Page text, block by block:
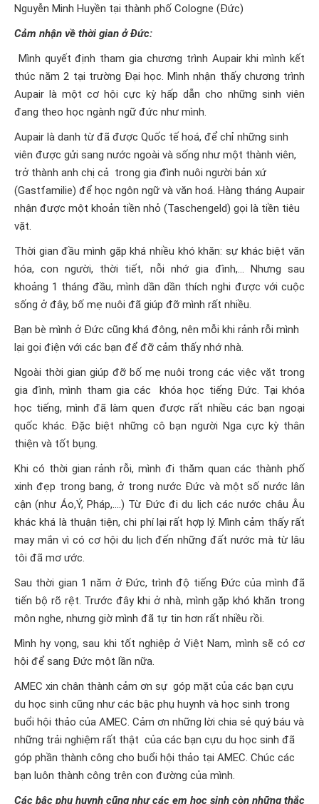
Nguyễn Minh Huyền tại thành phố Cologne (Đức)
Cảm nhận về thời gian ở Đức:
Mình quyết định tham gia chương trình Aupair khi mình kết
thúc năm 2 tại trường Đại học. Mình nhận thấy chương trình
Aupair là một cơ hội cực kỳ hấp dẫn cho những sinh viên
đang theo học ngành ngữ đức như mình.
Aupair là danh từ đã được Quốc tế hoá, để chỉ những sinh
viên được gửi sang nước ngoài và sống như một thành viên,
trở thành anh chị cả trong gia đình nuôi người bản xứ
(Gastfamilie) để học ngôn ngữ và văn hoá. Hàng tháng Aupair
nhận được một khoản tiền nhỏ (Taschengeld) gọi là tiền tiêu
vặt.
Thời gian đầu mình gặp khá nhiều khó khăn: sự khác biệt văn
hóa, con người, thời tiết, nỗi nhớ gia đình,… Nhưng sau
khoảng 1 tháng đầu, mình dần dần thích nghi được với cuộc
sống ở đây, bố mẹ nuôi đã giúp đỡ mình rất nhiều.
Bạn bè mình ở Đức cũng khá đông, nên mỗi khi rảnh rỗi mình
lại gọi điện với các bạn để đỡ cảm thấy nhớ nhà.
Ngoài thời gian giúp đỡ bố mẹ nuôi trong các việc vặt trong
gia đình, mình tham gia các khóa học tiếng Đức. Tại khóa
học tiếng, mình đã làm quen được rất nhiều các bạn ngoại
quốc khác. Đặc biệt những cô bạn người Nga cực kỳ thân
thiện và tốt bụng.
Khi có thời gian rảnh rỗi, mình đi thăm quan các thành phố
xinh đẹp trong bang, ở trong nước Đức và một số nước lân
cận (như Áo,Ý, Pháp,….) Từ Đức đi du lịch các nước châu Âu
khác khá là thuận tiện, chi phí lại rất hợp lý. Mình cảm thấy rất
may mắn vì có cơ hội du lịch đến những đất nước mà từ lâu
tôi đã mơ ước.
Sau thời gian 1 năm ở Đức, trình độ tiếng Đức của mình đã
tiến bộ rõ rệt. Trước đây khi ở nhà, mình gặp khó khăn trong
môn nghe, nhưng giờ mình đã tự tin hơn rất nhiều rồi.
Mình hy vọng, sau khi tốt nghiệp ở Việt Nam, mình sẽ có cơ
hội để sang Đức một lần nữa.
AMEC xin chân thành cảm ơn sự góp mặt của các bạn cựu
du học sinh cũng như các bậc phụ huynh và học sinh trong
buổi hội thảo của AMEC. Cảm ơn những lời chia sẻ quý báu và
những trải nghiệm rất thật của các bạn cựu du học sinh đã
góp phần thành công cho buổi hội thảo tại AMEC. Chúc các
bạn luôn thành công trên con đường của mình.
Các bậc phụ huynh cũng như các em học sinh còn những thắc